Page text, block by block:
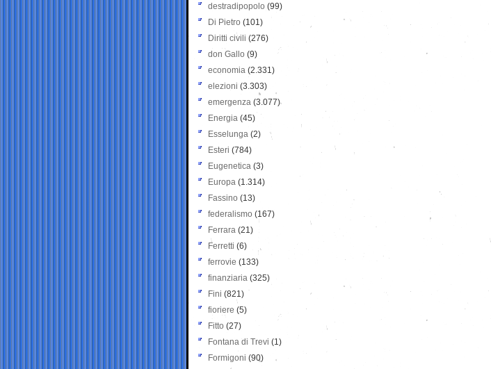
destradipopolo (99)
Di Pietro (101)
Diritti civili (276)
don Gallo (9)
economia (2.331)
elezioni (3.303)
emergenza (3.077)
Energia (45)
Esselunga (2)
Esteri (784)
Eugenetica (3)
Europa (1.314)
Fassino (13)
federalismo (167)
Ferrara (21)
Ferretti (6)
ferrovie (133)
finanziaria (325)
Fini (821)
fioriere (5)
Fitto (27)
Fontana di Trevi (1)
Formigoni (90)